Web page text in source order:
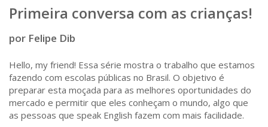
Primeira conversa com as crianças!
por Felipe Dib
Hello, my friend! Essa série mostra o trabalho que estamos
fazendo com escolas públicas no Brasil. O objetivo é
preparar esta moçada para as melhores oportunidades do
mercado e permitir que eles conheçam o mundo, algo que
as pessoas que speak English fazem com mais facilidade.